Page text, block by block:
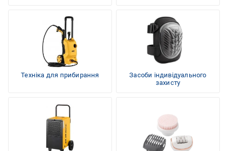
Техніка для прибирання
Засоби індивідуального
захисту